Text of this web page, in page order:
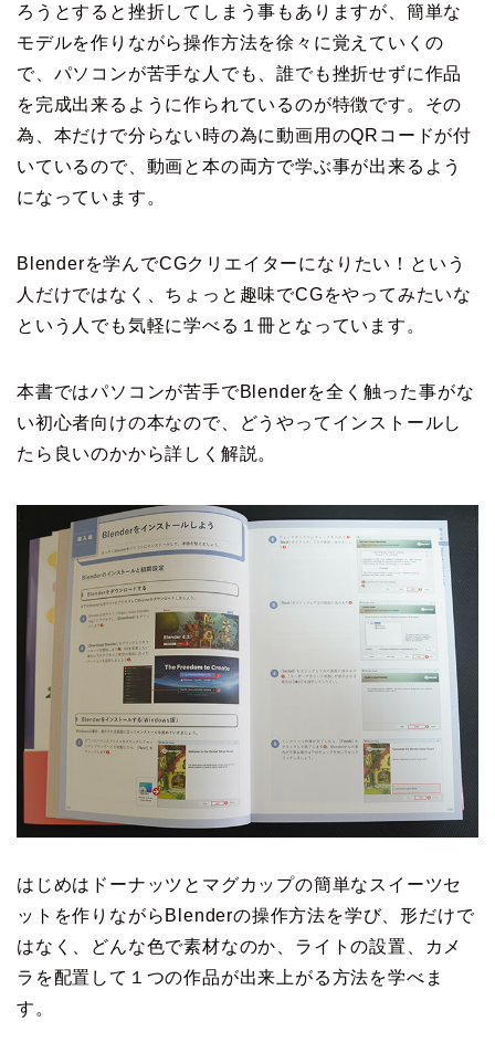
ろうとすると挫折してしまう事もありますが、簡単な
モデルを作りながら操作方法を徐々に覚えていくの
で、パソコンが苦手な人でも、誰でも挫折せずに作品
を完成出来るように作られているのが特徴です。その
為、本だけで分らない時の為に動画用のQRコードが付
いているので、動画と本の両方で学ぶ事が出来るよう
になっています。
Blenderを学んでCGクリエイターになりたい！という
人だけではなく、ちょっと趣味でCGをやってみたいな
という人でも気軽に学べる１冊となっています。
本書ではパソコンが苦手でBlenderを全く触った事がな
い初心者向けの本なので、どうやってインストールし
たら良いのかから詳しく解説。
はじめはドーナッツとマグカップの簡単なスイーツセ
ットを作りながらBlenderの操作方法を学び、形だけで
はなく、どんな色で素材なのか、ライトの設置、カメ
ラを配置して１つの作品が出来上がる方法を学べま
す。